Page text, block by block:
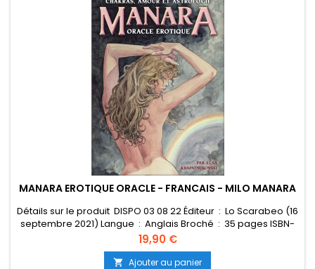
MANARA EROTIQUE ORACLE - FRANCAIS - MILO MANARA
Détails sur le produit DISPO 03 08 22 Éditeur ‏ : ‎ Lo Scarabeo (16
septembre 2021) Langue ‏ : ‎ Anglais Broché ‏ : ‎ 35 pages ISBN-
‎ 288 g Dimensions ‏ : ‎ 14.1 x 3.4 x 10.1 cm
Prix
19,90 €
 Ajouter au panier